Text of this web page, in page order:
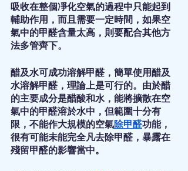
吸收在整個凈化空氣的過程中只能起到
輔助作用，而且需要一定時間，如果空
氣中的甲醛含量太高，則要配合其他方
法多管齊下。
醋及水可成功溶解甲醛，簡單使用醋及
水溶解甲醛，理論上是可行的。由於醋
的主要成分是醋酸和水，能將擴散在空
氣中的甲醛溶於水中，但範圍十分有
限，不能作大規模的空氣除甲醛功能，
很有可能未能完全凡去除甲醛，暴露在
殘留甲醛的影響當中。